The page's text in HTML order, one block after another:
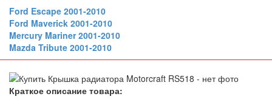
Ford Escape 2001-2010
Ford Maverick 2001-2010
Mercury Mariner 2001-2010
Mazda Tribute 2001-2010
Краткое описание товара: